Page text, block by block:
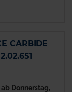
CARBIDE
ab Donnerstag,